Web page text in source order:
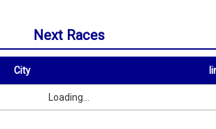
Next Races
City
link
Loading...